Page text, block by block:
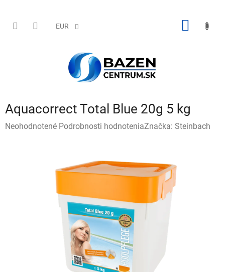
obsah
EUR
Aquacorrect Total Blue 20g 5 kg
Priemerné
Neohodnotené Podrobnosti hodnoteniaZnačka: Steinbach